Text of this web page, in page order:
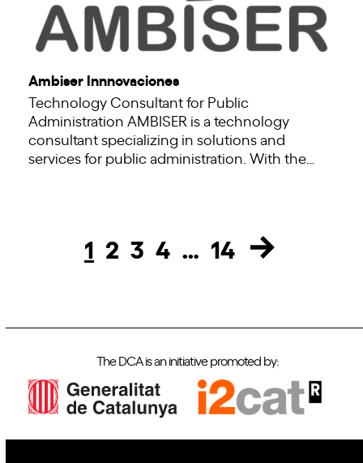
Ambiser Innnovaciones
Technology Consultant for Public
Administration AMBISER is a technology
consultant specializing in solutions and
services for public administration. With the…
Page
1 Page
2 Page
3 Page
4 … Page
14
The DCA is an initiative promoted by: